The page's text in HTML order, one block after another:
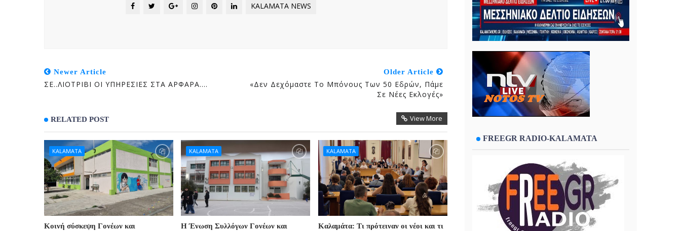
KALAMATA NEWS
Newer Article
ΣΕ..ΛΙΟΤΡΙΒΙ ΟΙ ΥΠΗΡΕΣΙΕΣ ΣΤΑ ΑΡΦΑΡΑ....
Older Article
«Δεν Δεχόμαστε Το Μπόνους Των 50 Εδρών, Πάμε
Σε Νέες Εκλογές»
RELATED POST View More
KALAMATA
Κοινή σύσκεψη Γονέων και
KALAMATA
H Ένωση Συλλόγων Γονέων και
KALAMATA
Καλαμάτα: Τι πρότειναν οι νέοι και τι
FREEGR RADIO-KALAMATA